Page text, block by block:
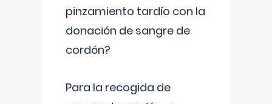
pinzamiento tardío con la
donación de sangre de
cordón?
Para la recogida de